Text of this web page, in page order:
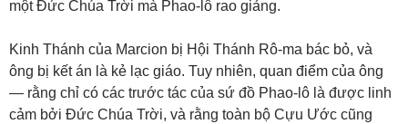
một Đức Chúa Trời mà Phao-lô rao giảng.
Kinh Thánh của Marcion bị Hội Thánh Rô-ma bác bỏ, và
ông bị kết án là kẻ lạc giáo. Tuy nhiên, quan điểm của ông
— rằng chỉ có các trước tác của sứ đồ Phao-lô là được linh
cảm bởi Đức Chúa Trời, và rằng toàn bộ Cựu Ước cũng